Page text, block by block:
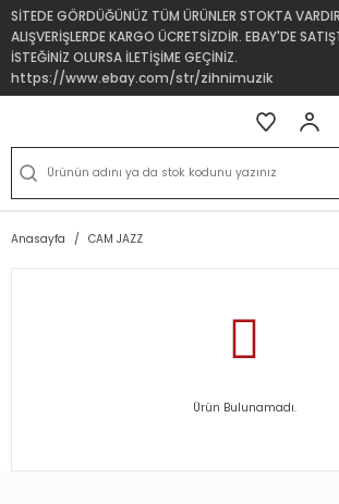
SİTEDE GÖRDÜĞÜNÜZ TÜM ÜRÜNLER STOKTA
ALIŞVERİŞLERDE KARGO ÜCRETSİZDİR. EBAY'DE
İSTEĞİNİZ OLURSA İLETİŞİME GEÇİNİZ.
https://www.ebay.com/str/zihnimuzik
Anasayfa CAM JAZZ
Ürün Bulunamadı.